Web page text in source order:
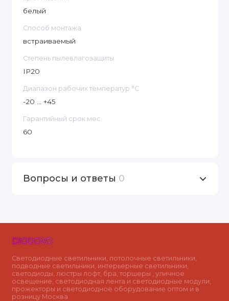
Источник
Цветовая
температура
белый
Способ монтажа
встраиваемый
Степень пылевлагозащиты
IP20
Диапазон рабочих температур °C
-20 ... +45
Гарантийный срок мес.
60
Вопросы и ответы 0
Светодиодные светильники, потолочные светильники,
подводные светильники, интерьерные светильники,
светодиоды, люстры лофт, бра, торшеры , уличное
освещение, светодиодная лента и светодиодные модули,
прожекторы и светодиодное оборудование оптом и в
розницу Москва.